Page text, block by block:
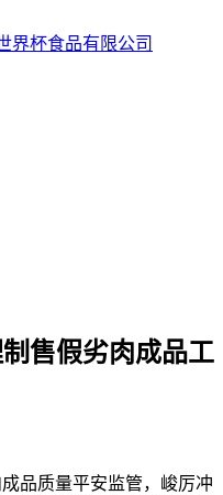
售假劣肉成品工
品质量平安监管，峻厉冲